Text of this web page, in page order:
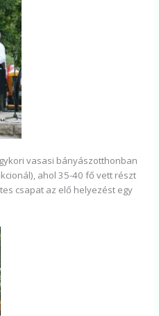
vasasi bányászotthonban
ahol 35-40 fő vett részt
csapat az elő helyezést egy